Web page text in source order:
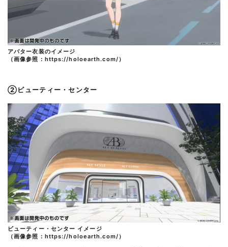
アバター衣装のイメージ
（画像参照： https://holoearth.com/）
②ビューティー・センター
ビューティー・センター イメージ
（画像参照： https://holoearth.com/）